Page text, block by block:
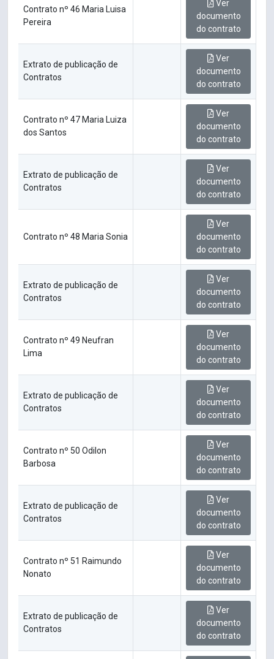
Contrato nº 46 Maria Luisa
Pereira
Ver
documento
do contrato
Extrato de publicação de
Contratos
Ver
documento
do contrato
Contrato nº 47 Maria Luiza
dos Santos
Ver
documento
do contrato
Extrato de publicação de
Contratos
Ver
documento
do contrato
Contrato nº 48 Maria Sonia
Ver
documento
do contrato
Extrato de publicação de
Contratos
Ver
documento
do contrato
Contrato nº 49 Neufran
Lima
Ver
documento
do contrato
Extrato de publicação de
Contratos
Ver
documento
do contrato
Contrato nº 50 Odilon
Barbosa
Ver
documento
do contrato
Extrato de publicação de
Contratos
Ver
documento
do contrato
Contrato nº 51 Raimundo
Nonato
Ver
documento
do contrato
Extrato de publicação de
Contratos
Ver
documento
do contrato